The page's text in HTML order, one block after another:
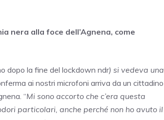
nera alla foce dell’Agnena, come
dopo la fine del lockdown ndr) si vedeva una
ai nostri microfoni arriva da un cittadino
“Mi sono accorto che c’era questa
particolari, anche perché non ho avuto il